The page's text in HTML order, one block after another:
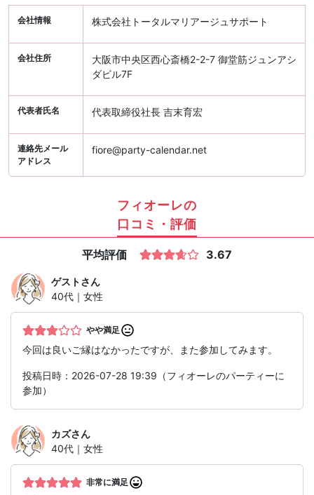
会社情報 株式会社トータルマリアージュサポート
会社住所
大阪市中央区西心斎橋2-2-7 御堂筋ジュンアシ
ダビル7F
代表者氏名 代表取締役社長 吉末育宏
連絡先メール
アドレス
fiore@party-calendar.net
フィオーレの
口コミ・評価
平均評価 3.67
ゲストさん
40代｜女性
やや満足
今回は良いご縁はなかったですが、また参加してみます。
投稿日時：2026-07-28 19:39（フィオーレのパーティーに
参加）
カズさん
40代｜女性
非常に満足